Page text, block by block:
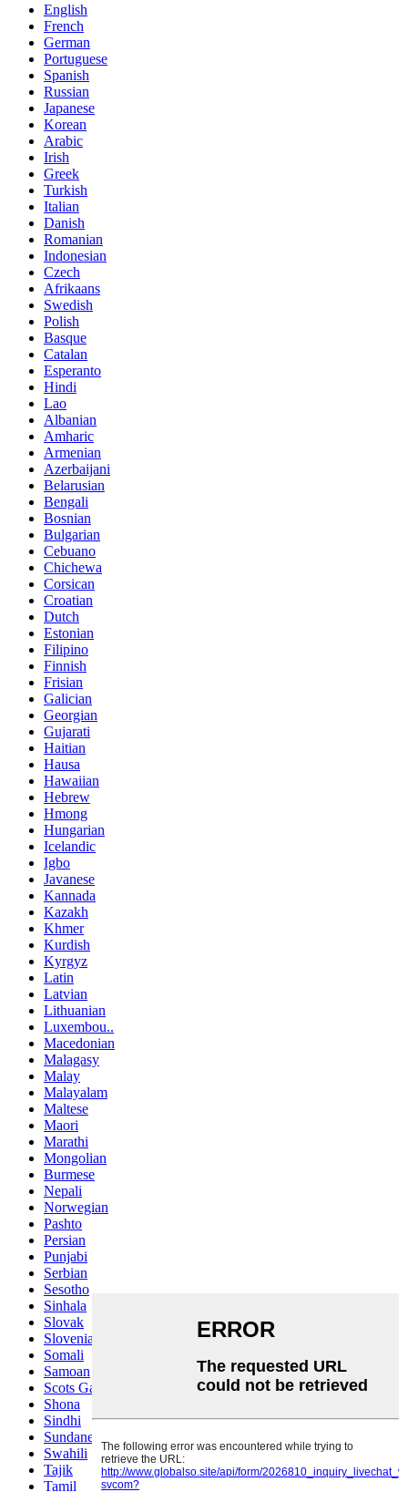
English
French
German
Portuguese
Spanish
Russian
Japanese
Korean
Arabic
Irish
Greek
Turkish
Italian
Danish
Romanian
Indonesian
Czech
Afrikaans
Swedish
Polish
Basque
Catalan
Esperanto
Hindi
Lao
Albanian
Amharic
Armenian
Azerbaijani
Belarusian
Bengali
Bosnian
Bulgarian
Cebuano
Chichewa
Corsican
Croatian
Dutch
Estonian
Filipino
Finnish
Frisian
Galician
Georgian
Gujarati
Haitian
Hausa
Hawaiian
Hebrew
Hmong
Hungarian
Icelandic
Igbo
Javanese
Kannada
Kazakh
Khmer
Kurdish
Kyrgyz
Latin
Latvian
Lithuanian
Luxembou..
Macedonian
Malagasy
Malay
Malayalam
Maltese
Maori
Marathi
Mongolian
Burmese
Nepali
Norwegian
Pashto
Persian
Punjabi
Serbian
Sesotho
Sinhala
Slovak
Slovenian
Somali
Samoan
Scots Gaelic
Shona
Sindhi
Sundanese
Swahili
Tajik
Tamil